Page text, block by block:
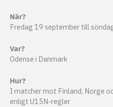
När?
Fredag 19 september till
Var?
Odense i Danmark
Hur?
I matcher mot Finland, Norge
enligt U15N-regler